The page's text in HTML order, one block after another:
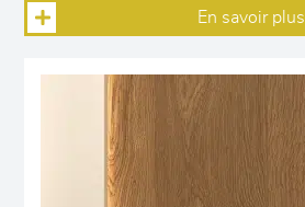
En savoir plus